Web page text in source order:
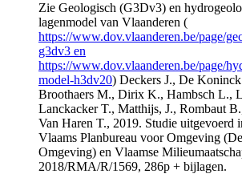
Zie Geologisch (G3Dv3) en
lagenmodel van Vlaanderen (
https://www.dov.vlaanderen.be/page/
g3dv3 en
https://www.dov.vlaanderen.be/page/
model-h3dv20) Deckers J., De
Broothaers M., Dirix K., Hambsch L.,
Lanckacker T., Matthijs, J., Rombaut
Van Haren T., 2019. Studie uitgevoerd
Vlaams Planbureau voor Omgeving
Omgeving) en Vlaamse
2018/RMA/R/1569, 286p + bijlagen.